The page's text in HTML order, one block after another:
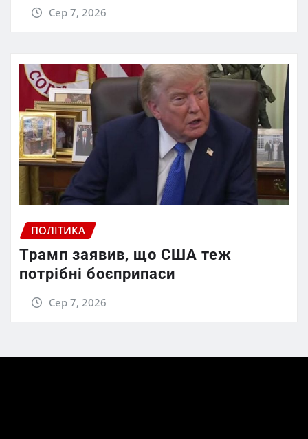
Сер 7, 2026
ПОЛІТИКА
Трамп заявив, що США теж
потрібні боєприпаси
Сер 7, 2026